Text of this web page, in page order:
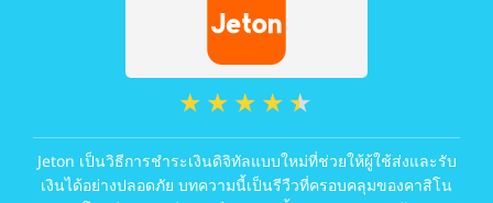
Jeton เป็นวิธีการชำระเงินดิจิทัลแบบใหม่ที่ช่วยให้ผู้ใช้ส่งและรับ
เงินได้อย่างปลอดภัย บทความนี้เป็นรีวืวที่ครอบคลุมของคาสิโน